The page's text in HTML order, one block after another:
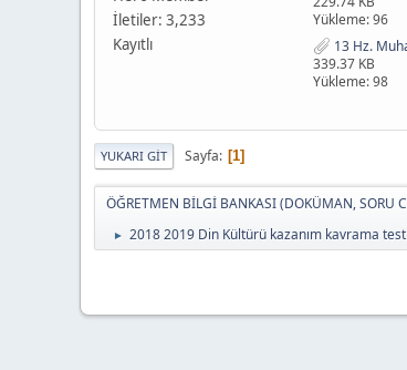
İletiler: 3,233
Kayıtlı
Yükleme: 96
13 Hz.
339.37 KB
Yükleme: 98
YUKARI GIT Sayfa 1
ÖĞRETMEN BİLGİ BANKASI (DOKÜMAN, SORU
► 2018 2019 Din Kültürü kazanım kavrama